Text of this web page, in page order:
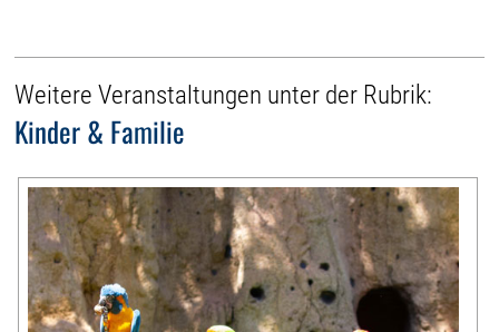
Weitere Veranstaltungen unter der Rubrik:
Kinder & Familie